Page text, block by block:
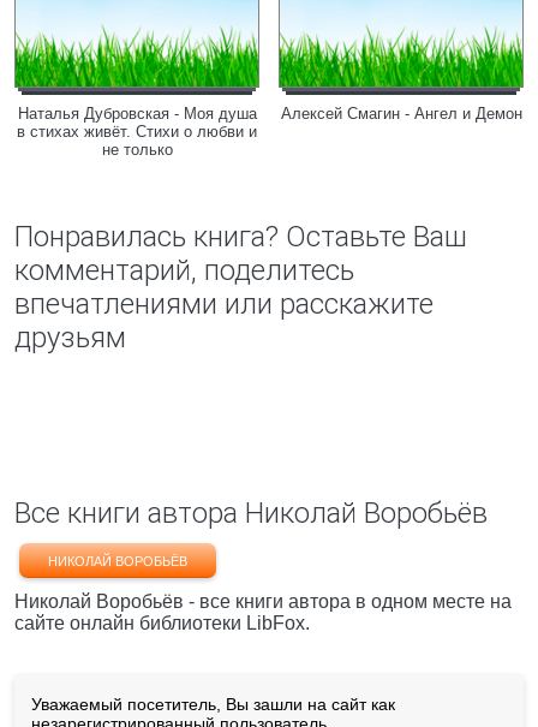
Наталья Дубровская - Моя душа
в стихах живёт. Стихи о любви и
не только
Алексей Смагин - Ангел и Демон
Понравилась книга? Оставьте Ваш
комментарий, поделитесь
впечатлениями или расскажите
друзьям
Все книги автора Николай Воробьёв
НИКОЛАЙ ВОРОБЬЁВ
Николай Воробьёв - все книги автора в одном месте на
сайте онлайн библиотеки LibFox.
Уважаемый посетитель, Вы зашли на сайт как